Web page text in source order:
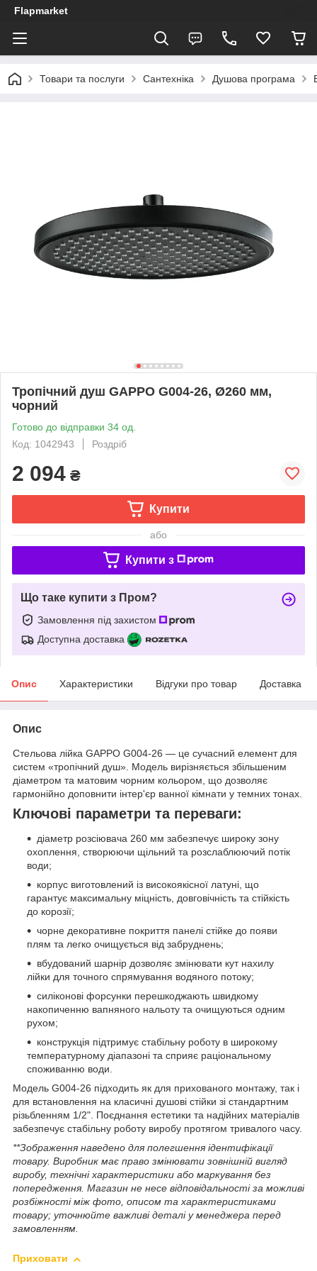
Flapmarket
Товари та послуги Сантехніка Душова програма
Тропічний душ GAPPO G004-26, Ø260 мм,
чорний
Готово до відправки 34 од.
Код: 1042943
Роздріб
2 094 ₴
Купити
або
Купити з
Що таке купити з Пром?
Замовлення під захистом
Доступна доставка
Опис Характеристики Відгуки про товар Доставка
Опис
Стельова лійка GAPPO G004-26 — це сучасний елемент для
систем «тропічний душ». Модель вирізняється збільшеним
діаметром та матовим чорним кольором, що дозволяє
гармонійно доповнити інтер'єр ванної кімнати у темних тонах.
Ключові параметри та переваги:
діаметр розсіювача 260 мм забезпечує широку зону
охоплення, створюючи щільний та розслаблюючий потік
води;
корпус виготовлений із високоякісної латуні, що
гарантує максимальну міцність, довговічність та стійкість
до корозії;
чорне декоративне покриття панелі стійке до появи
плям та легко очищується від забруднень;
вбудований шарнір дозволяє змінювати кут нахилу
лійки для точного спрямування водяного потоку;
силіконові форсунки перешкоджають швидкому
накопиченню вапняного нальоту та очищуються одним
рухом;
конструкція підтримує стабільну роботу в широкому
температурному діапазоні та сприяє раціональному
споживанню води.
Модель G004-26 підходить як для прихованого монтажу, так і
для встановлення на класичні душові стійки зі стандартним
різьбленням 1/2". Поєднання естетики та надійних матеріалів
забезпечує стабільну роботу виробу протягом тривалого часу.
**Зображення наведено для полегшення ідентифікації
товару. Виробник має право змінювати зовнішній вигляд
виробу, технічні характеристики або маркування без
попередження. Магазин не несе відповідальності за можливі
розбіжності між фото, описом та характеристиками
товару; уточнюйте важливі деталі у менеджера перед
замовленням.
Приховати